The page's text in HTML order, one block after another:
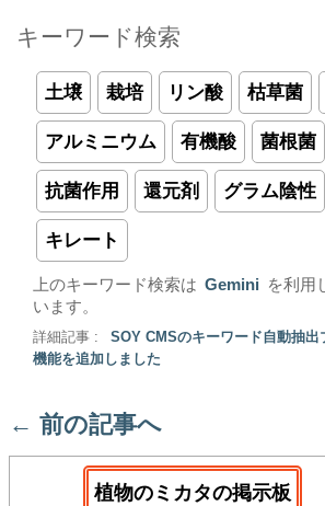
キーワード検索
土壌 栽培 リン酸 枯草菌
アルミニウム 有機酸 菌根菌
抗菌作用 還元剤 グラム陰性
キレート
上のキーワード検索は Gemini
を利用
います。
詳細記事 :
SOY CMSのキーワード自動抽出
機能を追加しました
← 前の記事へ
植物のミカタの掲示板